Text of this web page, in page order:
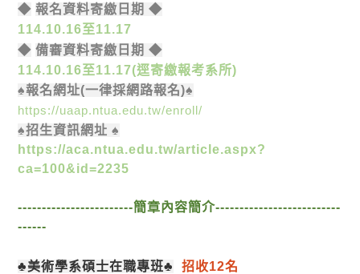
◆ 報名資料寄繳日期◆
114.10.16至11.17
◆ 備審資料寄繳日期◆
114.10.16至11.17(逕寄繳報考系所)
♠報名網址(一律採網路報名)♠
https://uaap.ntua.edu.tw/enroll/
♠招生資訊網址 ♠
https://aca.ntua.edu.tw/article.aspx?
ca=100&id=2235
------------------------簡章內容簡介--------------------------
------
♣美術學系碩士在職專班♣ 招收12名